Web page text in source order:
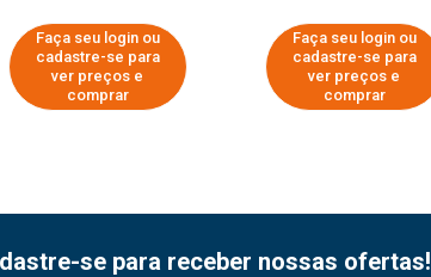
Faça seu login ou
cadastre-se para
ver preços e
comprar
Faça seu login ou
cadastre-se para
ver preços e
comprar
se para receber nossas ofertas!